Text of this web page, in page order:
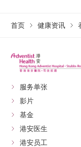
首页 健康资讯
服务单张
影片
基金
港安医生
港安员工